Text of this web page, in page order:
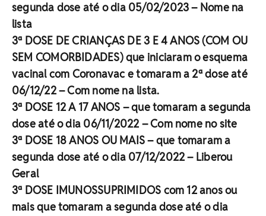
segunda dose até o dia 05/02/2023 – Nome na
lista
3ª DOSE DE CRIANÇAS DE 3 E 4 ANOS (COM OU
SEM COMORBIDADES) que iniciaram o esquema
vacinal com Coronavac e tomaram a 2ª dose até
06/12/22 – Com nome na lista.
3ª DOSE 12 A 17 ANOS – que tomaram a segunda
dose até o dia 06/11/2022 – Com nome no site
3ª DOSE 18 ANOS OU MAIS – que tomaram a
segunda dose até o dia 07/12/2022 – Liberou
Geral
3ª DOSE IMUNOSSUPRIMIDOS com 12 anos ou
mais que tomaram a segunda dose até o dia